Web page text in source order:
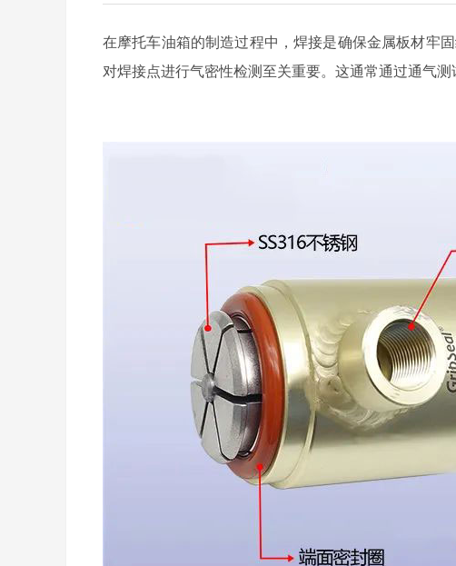
在摩托车油箱的制造过程中，焊接是确保金属板材牢
对焊接点进行气密性检测至关重要。这通常通过通气